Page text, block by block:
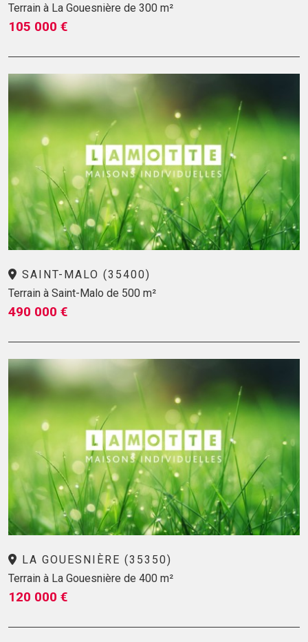
Terrain à La Gouesnière de 300 m²
105 000 €
SAINT-MALO (35400)
Terrain à Saint-Malo de 500 m²
490 000 €
LA GOUESNIÈRE (35350)
Terrain à La Gouesnière de 400 m²
120 000 €